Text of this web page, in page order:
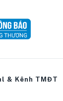
& Kênh TMĐT